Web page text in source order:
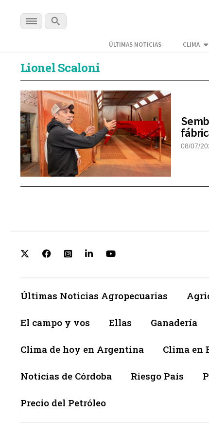
ÚLTIMAS NOTICIAS CLIMA
Lionel Scaloni
08/07/
Últimas Noticias Agropecuarias
El campo y vos Ellas Ganadería
Clima de hoy en Argentina Clima en
Noticias de Córdoba Riesgo País
Precio del Petróleo